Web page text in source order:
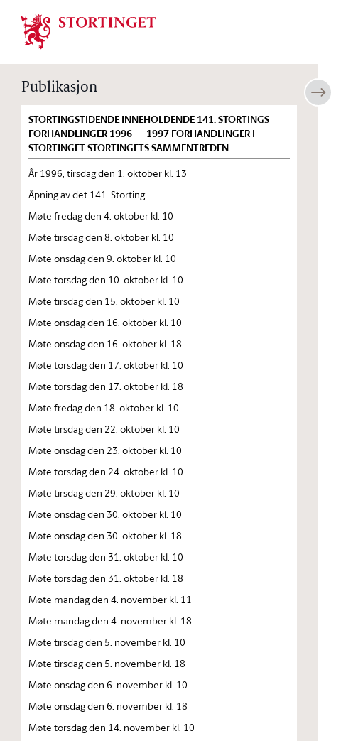
Stortinget.no
Publikasjon
STORTINGSTIDENDE INNEHOLDENDE 141. STORTINGS
FORHANDLINGER 1996 — 1997 FORHANDLINGER I
STORTINGET STORTINGETS SAMMENTREDEN
År 1996, tirsdag den 1. oktober kl. 13
Åpning av det 141. Storting
Møte fredag den 4. oktober kl. 10
Møte tirsdag den 8. oktober kl. 10
Møte onsdag den 9. oktober kl. 10
Møte torsdag den 10. oktober kl. 10
Møte tirsdag den 15. oktober kl. 10
Møte onsdag den 16. oktober kl. 10
Møte onsdag den 16. oktober kl. 18
Møte torsdag den 17. oktober kl. 10
Møte torsdag den 17. oktober kl. 18
Møte fredag den 18. oktober kl. 10
Møte tirsdag den 22. oktober kl. 10
Møte onsdag den 23. oktober kl. 10
Møte torsdag den 24. oktober kl. 10
Møte tirsdag den 29. oktober kl. 10
Møte onsdag den 30. oktober kl. 10
Møte onsdag den 30. oktober kl. 18
Møte torsdag den 31. oktober kl. 10
Møte torsdag den 31. oktober kl. 18
Møte mandag den 4. november kl. 11
Møte mandag den 4. november kl. 18
Møte tirsdag den 5. november kl. 10
Møte tirsdag den 5. november kl. 18
Møte onsdag den 6. november kl. 10
Møte onsdag den 6. november kl. 18
Møte torsdag den 14. november kl. 10